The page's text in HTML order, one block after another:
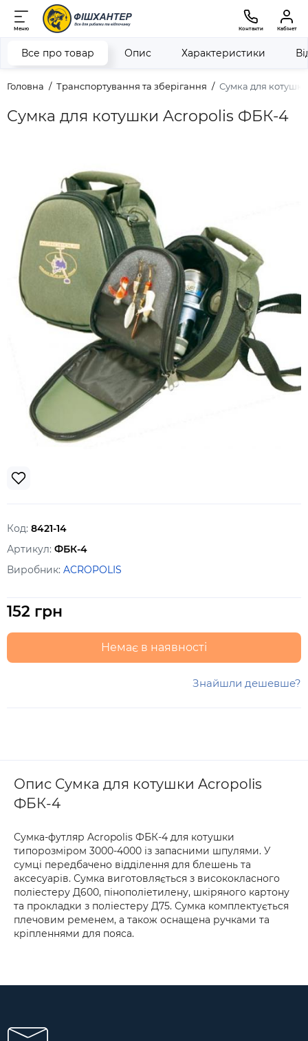
Меню Контакти Кабінет
Головна Транспортування та зберігання Сумка для
Сумка для котушки Acropolis ФБК-4
Все про товар Опис Характеристики
Код: 8421-14
Артикул: ФБК-4
Виробник: ACROPOLIS
152 грн
Немає в наявності
Знайшли дешевше?
Опис Сумка для котушки Acropolis
ФБК-4
Сумка-футляр Acropolis ФБК-4 для котушки
типорозміром 3000-4000 із запасними шпулями. У
сумці передбачено відділення для блешень та
аксесуарів. Сумка виготовляється з висококласного
поліестеру Д600, пінополіетилену, шкіряного картону
та прокладки з поліестеру Д75. Сумка комплектується
плечовим ременем, а також оснащена ручками та
кріпленнями для пояса.